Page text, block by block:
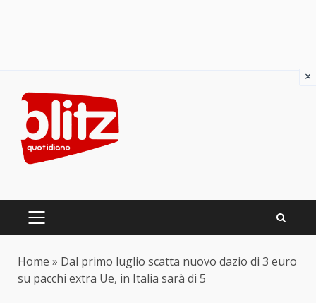
content
PRIMARY
Home » Dal primo luglio scatta nuovo dazio di 3 euro
su pacchi extra Ue, in Italia sarà di 5
×